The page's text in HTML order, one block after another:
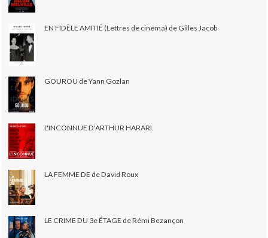
EN FIDÈLE AMITIÉ (Lettres de cinéma) de Gilles Jacob
GOUROU de Yann Gozlan
L'INCONNUE D'ARTHUR HARARI
LA FEMME DE de David Roux
LE CRIME DU 3e ÉTAGE de Rémi Bezançon